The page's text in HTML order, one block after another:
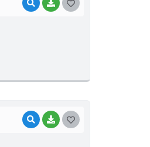
VISUALIZAR
BAIXAR
VISUALIZAR
BAIXAR